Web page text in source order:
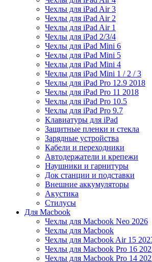
Чехлы для iPad Air 3
Чехлы для iPad Air 2
Чехлы для iPad Air 1
Чехлы для iPad 2/3/4
Чехлы для iPad Mini 6
Чехлы для iPad Mini 5
Чехлы для iPad Mini 4
Чехлы для iPad Mini 1 / 2 / 3
Чехлы для iPad Pro 12.9 2018
Чехлы для iPad Pro 11 2018
Чехлы для iPad Pro 10.5
Чехлы для iPad Pro 9.7
Клавиатуры для iPad
Защитные пленки и стекла
Зарядные устройства
Кабели и переходники
Автодержатели и крепежи
Наушники и гарнитуры
Док станции и подставки
Внешние аккумуляторы
Акустика
Стилусы
Для Macbook
Чехлы для Macbook Neo 2026
Чехлы для Macbook
Чехлы для Macbook Air 15
Чехлы для Macbook Pro 16
Чехлы для Macbook Pro 14